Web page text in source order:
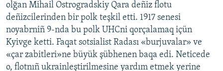
olğan Mihail Ostrogradskiy Qara deñiz flotu
deñizcilerinden bir polk teşkil etti. 1917 senesi
noyabrniñ 9-nda bu polk UHCni qorçalamaq içün
Kyivge ketti. Faqat sotsialist Radası «burjuvalar» ve
«çar zabitleri»ne büyük şübhenen baqa edi. Neticede
o, flotnıñ ukrainleştirilmesine yardım etmek yerine